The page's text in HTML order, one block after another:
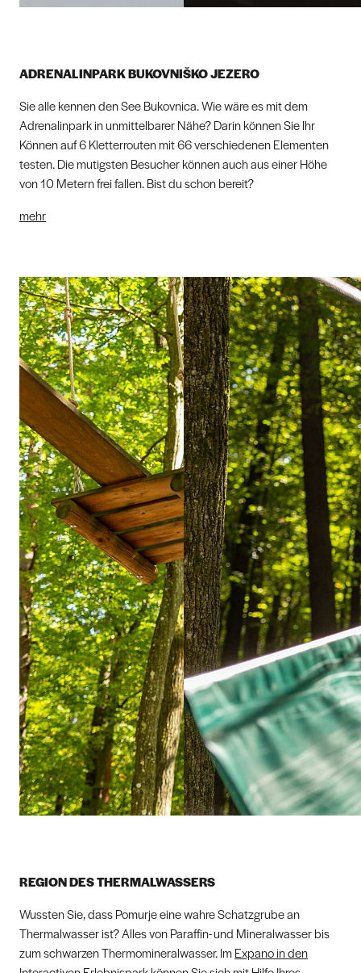
ADRENALINPARK BUKOVNIŠKO JEZERO
Sie alle kennen den See Bukovnica. Wie wäre es mit dem
Adrenalinpark in unmittelbarer Nähe? Darin können Sie Ihr
Können auf 6 Kletterrouten mit 66 verschiedenen Elementen
testen. Die mutigsten Besucher können auch aus einer Höhe
von 10 Metern frei fallen. Bist du schon bereit?
mehr
REGION DES THERMALWASSERS
Wussten Sie, dass Pomurje eine wahre Schatzgrube an
Thermalwasser ist? Alles von Paraffin- und Mineralwasser bis
zum schwarzen Thermomineralwasser. ImExpano in den